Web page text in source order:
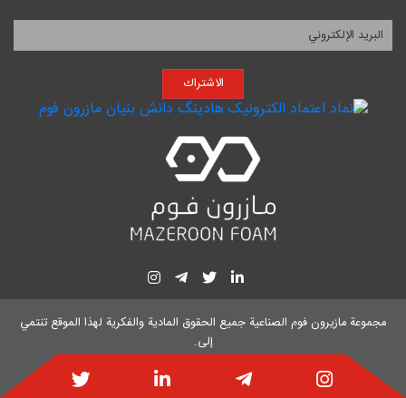
الاشتراك
مجموعة مازيرون فوم الصناعية جميع الحقوق المادية والفكرية لهذا الموقع تنتمي
إلى.
تصميم الموقع وتحسين محركات البحث